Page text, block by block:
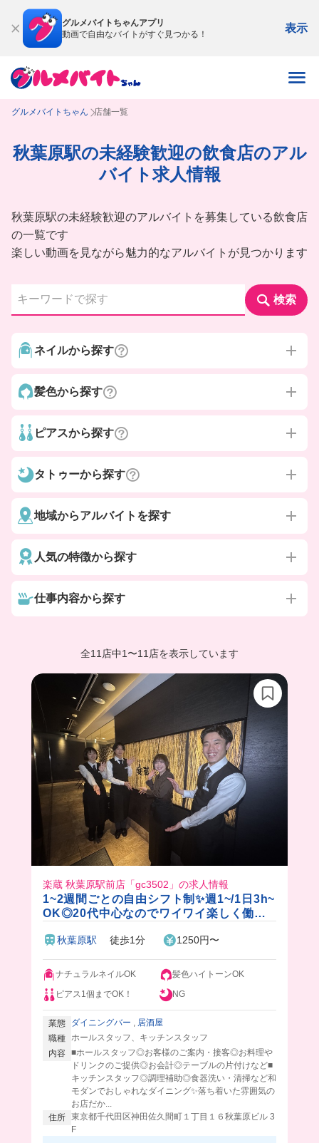
グルメバイトちゃんアプリ
動画で自由なバイトがすぐ見つかる！
表示
グルメバイトちゃん 店舗一覧
秋葉原駅の未経験歓迎の飲食店のアル
バイト求人情報
秋葉原駅の未経験歓迎のアルバイトを募集している飲食店
の一覧です
楽しい動画を見ながら魅力的なアルバイトが見つかります
検索
ネイルから探す
髪色から探す
ピアスから探す
タトゥーから探す
地域からアルバイトを探す
人気の特徴から探す
仕事内容から探す
全11店中1 〜11店を表示しています
楽蔵 秋葉原駅前店「gc3502」の求人情報
1~2週間ごとの自由シフト制✨週1~/1日3h~
OK◎20代中心なのでワイワイ楽しく働け
秋葉原駅 徒歩1分 1250円〜
ナチュラルネイルOK
髪色ハイトーンOK
ピアス1個までOK！
NG
業態 ダイニングバー , 居酒屋
職種 ホールスタッフ、キッチンスタッフ
内容 ■ホールスタッフ◎お客様のご案内・接客◎お料理や
ドリンクのご提供◎お会計◎テーブルの片付けなど■
キッチンスタッフ◎調理補助◎食器洗い・清掃など和
モダンでおしゃれなダイニング✨落ち着いた雰囲気の
お店だか...
住所 東京都千代田区神田佐久間町１丁目１６秋葉原ビル 3
F